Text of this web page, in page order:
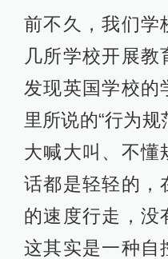
前不久，我们学
几所学校开展
发现英国学校的
里所说的“行为规
大喊大叫、不懂
话都是轻轻的，
的速度行走，没
这其实是一种自